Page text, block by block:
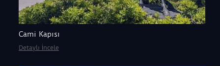
Cami Kapısı
Detaylı İncele